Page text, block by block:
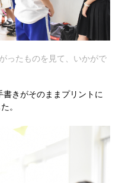
ったものを見て、いかがで
きがそのままプリントに
。